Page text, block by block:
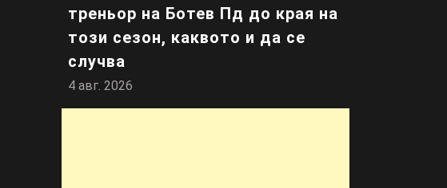
треньор на Ботев Пд до края на
този сезон, каквото и да се
случва
4 авг. 2026